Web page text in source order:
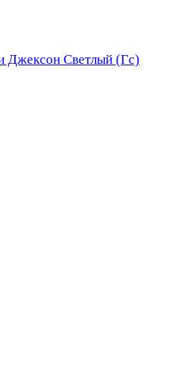
Джексон Светлый (Гс)